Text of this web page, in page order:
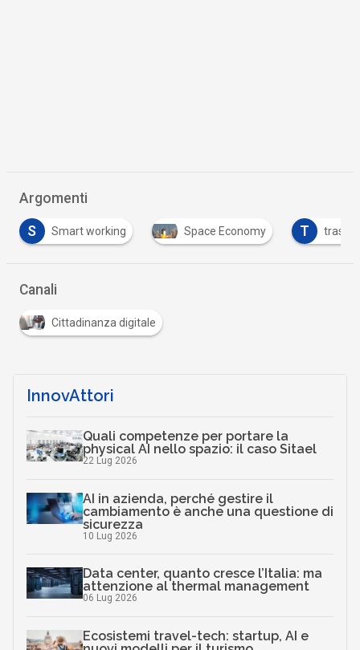
Argomenti
Space Economy T trasformazione digitale
Canali
Cittadinanza digitale
InnovAttori
Quali competenze per portare la
physical AI nello spazio: il caso Sitael
22 Lug 2026
AI in azienda, perché gestire il
cambiamento è anche una questione di
sicurezza
10 Lug 2026
Data center, quanto cresce l’Italia: ma
attenzione al thermal management
06 Lug 2026
Ecosistemi travel-tech: startup, AI e